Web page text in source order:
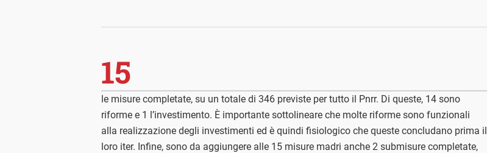
15
le misure completate, su un totale di 346 previste per tutto il Pnrr. Di queste, 14 sono
riforme e 1 l’investimento. È importante sottolineare che molte riforme sono funzionali
alla realizzazione degli investimenti ed è quindi fisiologico che queste concludano prima il
loro iter. Infine, sono da aggiungere alle 15 misure madri anche 2 submisure completate,